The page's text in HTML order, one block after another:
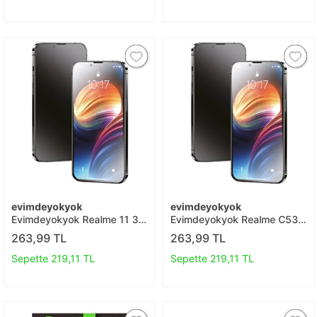
evimdeyokyok
Evimdeyokyok Realme 11 3d
Antistatik Mat Seramik Nano
Ekran Koruyucu T20
263,99 TL
Sepette 219,11 TL
evimdeyokyok
Evimdeyokyok Realme C53
3d Antistatik Mat Seramik
Nano Ekran Koruyucu T20
263,99 TL
Sepette 219,11 TL